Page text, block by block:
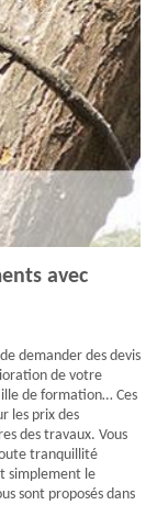
avec
demander des devis
de votre
de formation… Ces
les prix des
des travaux. Vous
tranquillité
simplement le
sont proposés dans